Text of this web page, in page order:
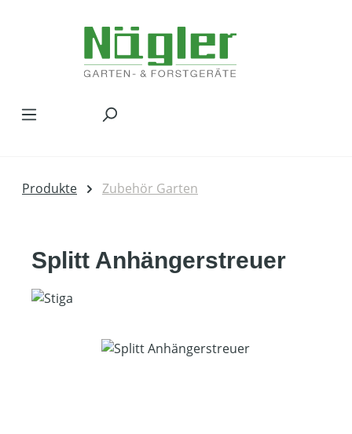
Produkte Zubehör Garten
Splitt Anhängerstreuer
Bildergalerie überspringen